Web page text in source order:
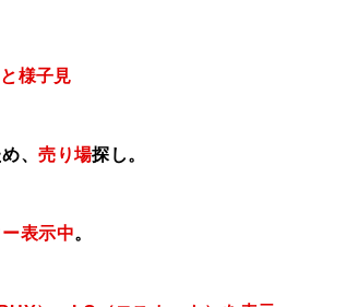
様子見
、売り場探し。
表示中。